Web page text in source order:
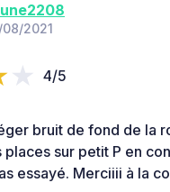
08/2021
4/5
bruit de fond de la
places sur petit P en
essayé. Merciiii à la